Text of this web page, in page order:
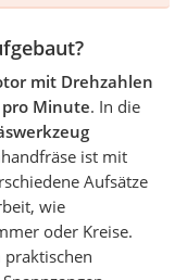
mit Drehzahlen
Minute. In die
ist mit
Aufsätze
wie
oder Kreise.
praktischen